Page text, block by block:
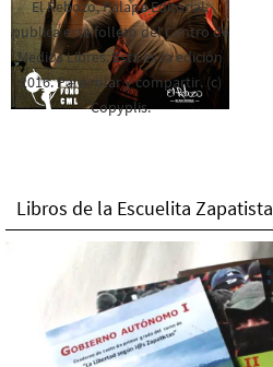
El Rebozo, Palapa Editorial,
publica este folleto del Centro de
Medios Libres. Esta es la edición
2016. Para rolar y compartir. (c)
Copyplis.
Libros de la Escuelita Zapatista